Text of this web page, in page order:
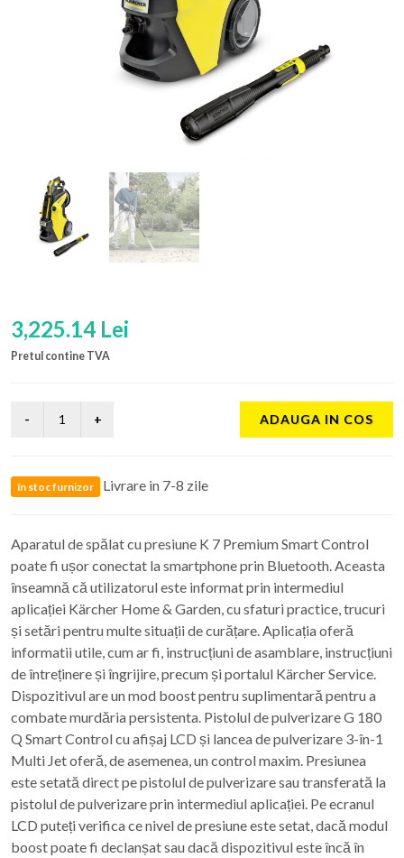
3,225.14 Lei
Pretul contine TVA
ADAUGA IN COS
în stoc furnizor Livrare in 7-8 zile
Aparatul de spălat cu presiune K 7 Premium Smart Control
poate fi ușor conectat la smartphone prin Bluetooth. Aceasta
înseamnă că utilizatorul este informat prin intermediul
aplicației Kärcher Home & Garden, cu sfaturi practice, trucuri
și setări pentru multe situații de curățare. Aplicația oferă
informatii utile, cum ar fi, instrucțiuni de asamblare, instrucțiuni
de întreținere și îngrijire, precum și portalul Kärcher Service.
Dispozitivul are un mod boost pentru suplimentară pentru a
combate murdăria persistenta. Pistolul de pulverizare G 180
Q Smart Control cu ​​afișaj LCD și lancea de pulverizare 3-în-1
Multi Jet oferă, de asemenea, un control maxim. Presiunea
este setată direct pe pistolul de pulverizare sau transferată la
pistolul de pulverizare prin intermediul aplicației. Pe ecranul
LCD puteți verifica ce nivel de presiune este setat, dacă modul
boost poate fi declanșat sau dacă dispozitivul este încă în